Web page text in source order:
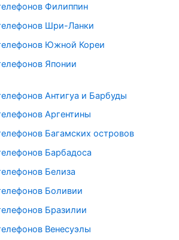
Филиппин
Шри-Ланки
Южной Кореи
Японии
Антигуа и Барбуды
Аргентины
Багамских островов
Барбадоса
Белиза
Боливии
Бразилии
Венесуэлы